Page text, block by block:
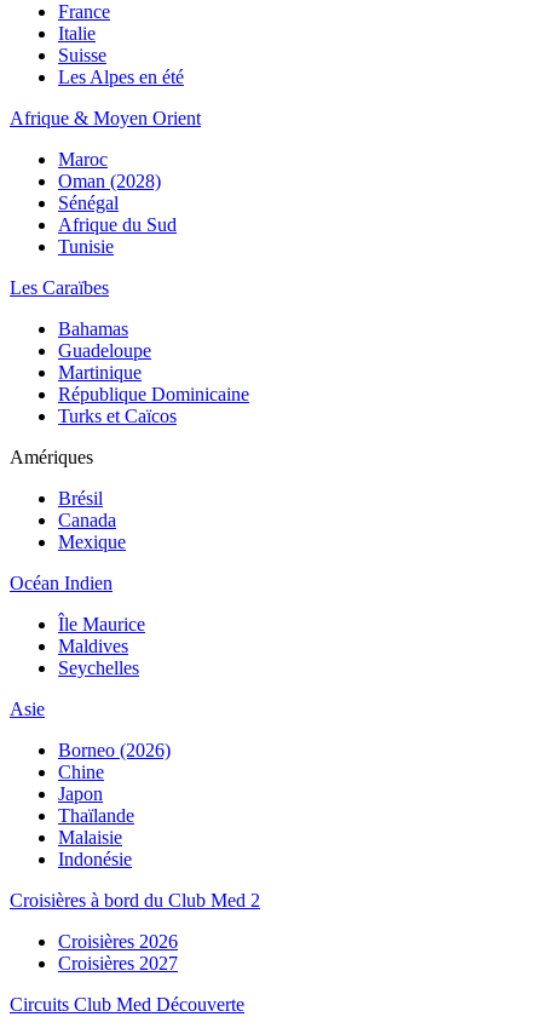
France
Italie
Suisse
Les Alpes en été
Afrique & Moyen Orient
Maroc
Oman (2028)
Sénégal
Afrique du Sud
Tunisie
Les Caraïbes
Bahamas
Guadeloupe
Martinique
République Dominicaine
Turks et Caïcos
Amériques
Brésil
Canada
Mexique
Océan Indien
Île Maurice
Maldives
Seychelles
Asie
Borneo (2026)
Chine
Japon
Thaïlande
Malaisie
Indonésie
Croisières à bord du Club Med 2
Croisières 2026
Croisières 2027
Circuits Club Med Découverte